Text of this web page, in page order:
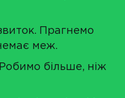
Прагнемо
меж.
більше, ніж